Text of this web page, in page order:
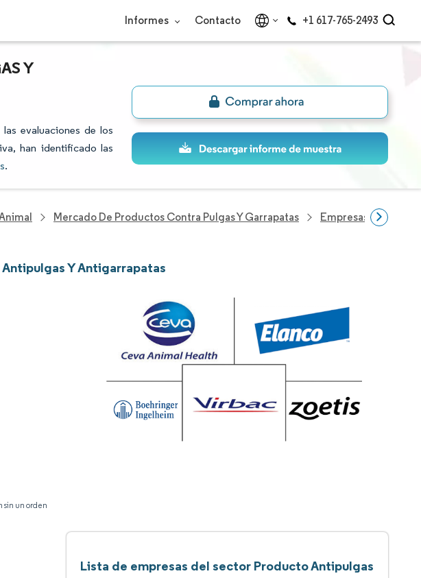
Informes Contacto +1 617-765-2493
Y
evaluaciones de los
han identificado las
.
Mercado De Productos Contra Pulgas Y Garrapatas Empresas Del
Y Antigarrapatas
sin un orden
Lista de empresas del sector Producto Antipulgas